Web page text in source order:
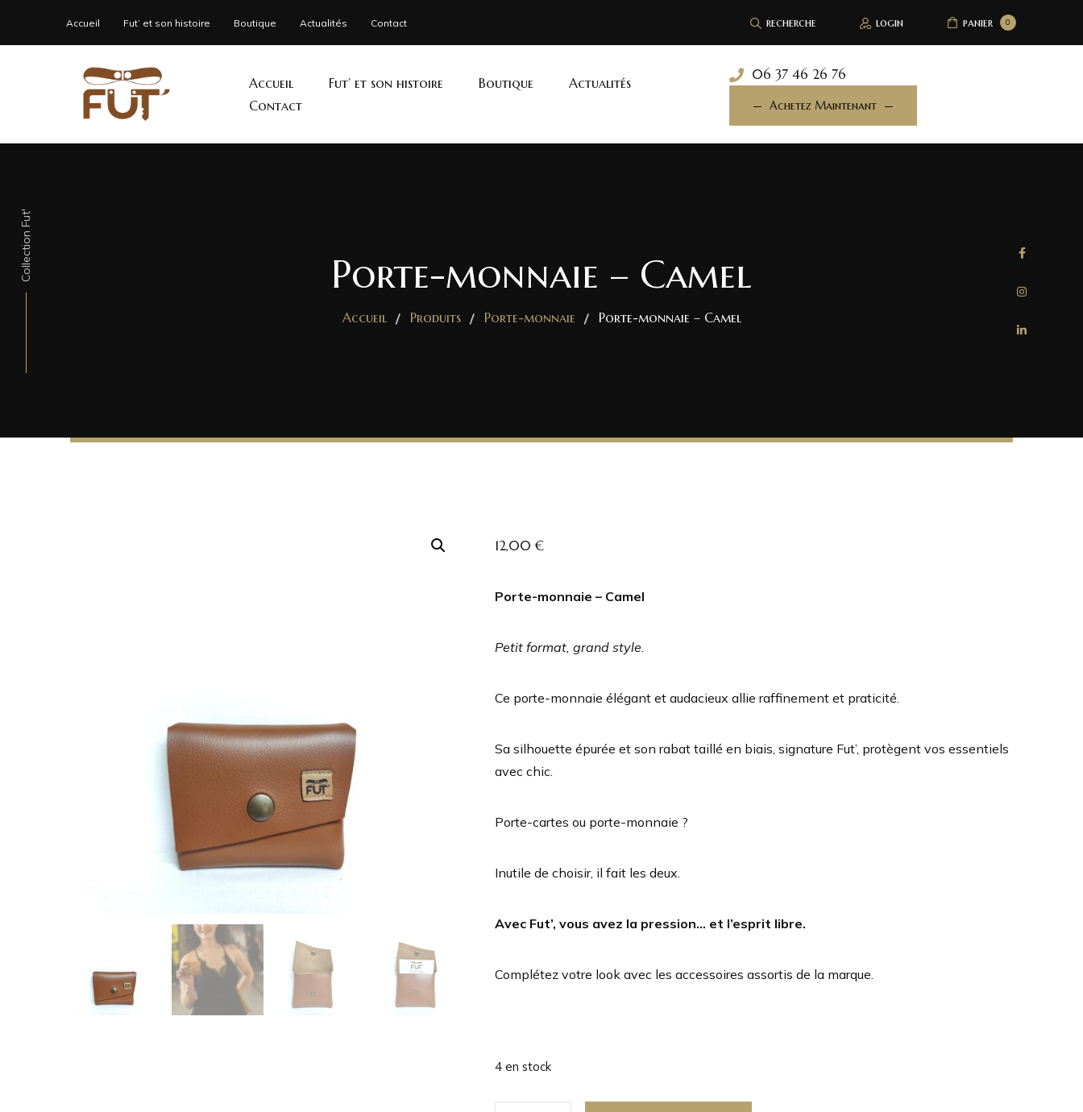
Accueil Fut’ et son histoire Boutique Actualités Contact recherche login 0
panier
Accueil Fut’ et son histoire Boutique
Actualités
Contact
06 37 46 26 76
Achetez Maintenant
Porte-monnaie – Camel
Accueil Produits Porte-monnaie Porte-monnaie – Camel
Collection Fut'
12,00€
Porte-monnaie – Camel
Petit format, grand style.
Ce porte-monnaie élégant et audacieux allie raffinement et praticité.
Sa silhouette épurée et son rabat taillé en biais, signature Fut’, protègent vos essentiels
avec chic.
Porte-cartes ou porte-monnaie ?
Inutile de choisir, il fait les deux.
Avec Fut’, vous avez la pression… et l’esprit libre.
Complétez votre look avec les accessoires assortis de la marque.
4 en stock